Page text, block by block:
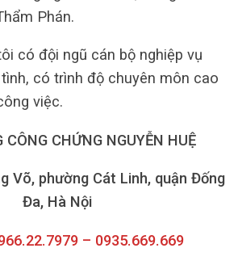
Phán.
có đội ngũ cán bộ nghiệp vụ
có trình độ chuyên môn cao
việc.
CÔNG CHỨNG NGUYỄN HUỆ
Võ, phường Cát Linh, quận Đống
Đa, Hà Nội
– 0935.669.669